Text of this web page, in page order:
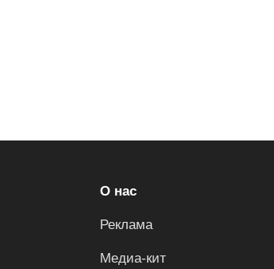
О нас
Реклама
Медиа-кит